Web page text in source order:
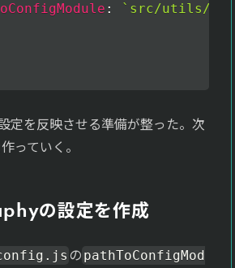
: ` src/utils/
定を反映させる準備が整った。次
っていく。
の設定を作成
の pathToConfigMod